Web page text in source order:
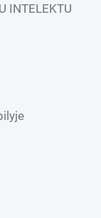
INTELEKTU